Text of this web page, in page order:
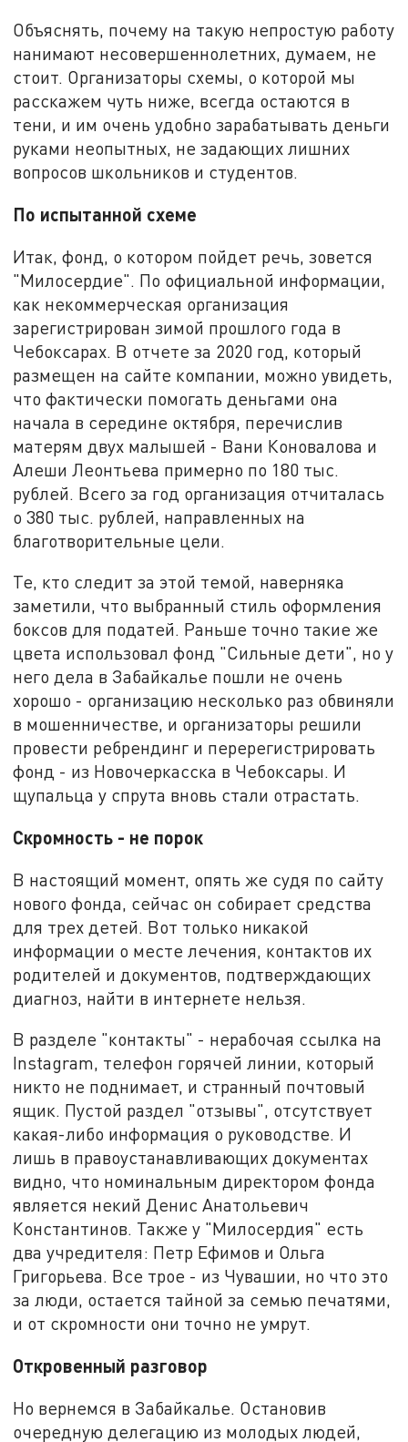
Объяснять, почему на такую непростую работу
нанимают несовершеннолетних, думаем, не
стоит. Организаторы схемы, о которой мы
расскажем чуть ниже, всегда остаются в
тени, и им очень удобно зарабатывать деньги
руками неопытных, не задающих лишних
вопросов школьников и студентов.
По испытанной схеме
Итак, фонд, о котором пойдет речь, зовется
"Милосердие". По официальной информации,
как некоммерческая организация
зарегистрирован зимой прошлого года в
Чебоксарах. В отчете за 2020 год, который
размещен на сайте компании, можно увидеть,
что фактически помогать деньгами она
начала в середине октября, перечислив
матерям двух малышей - Вани Коновалова и
Алеши Леонтьева примерно по 180 тыс.
рублей. Всего за год организация отчиталась
о 380 тыс. рублей, направленных на
благотворительные цели.
Те, кто следит за этой темой, наверняка
заметили, что выбранный стиль оформления
боксов для податей. Раньше точно такие же
цвета использовал фонд "Сильные дети", но у
него дела в Забайкалье пошли не очень
хорошо - организацию несколько раз обвиняли
в мошенничестве, и организаторы решили
провести ребрендинг и перерегистрировать
фонд - из Новочеркасска в Чебоксары. И
щупальца у спрута вновь стали отрастать.
Скромность - не порок
В настоящий момент, опять же судя по сайту
нового фонда, сейчас он собирает средства
для трех детей. Вот только никакой
информации о месте лечения, контактов их
родителей и документов, подтверждающих
диагноз, найти в интернете нельзя.
В разделе "контакты" - нерабочая ссылка на
Instagram, телефон горячей линии, который
никто не поднимает, и странный почтовый
ящик. Пустой раздел "отзывы", отсутствует
какая-либо информация о руководстве. И
лишь в правоустанавливающих документах
видно, что номинальным директором фонда
является некий Денис Анатольевич
Константинов. Также у "Милосердия" есть
два учредителя: Петр Ефимов и Ольга
Григорьева. Все трое - из Чувашии, но что это
за люди, остается тайной за семью печатями,
и от скромности они точно не умрут.
Откровенный разговор
Но вернемся в Забайкалье. Остановив
очередную делегацию из молодых людей,